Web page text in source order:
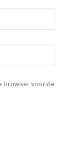
browser voor de